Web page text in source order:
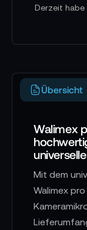
Derzeit habe
Übersicht
Walimex
Mit dem
Walimex